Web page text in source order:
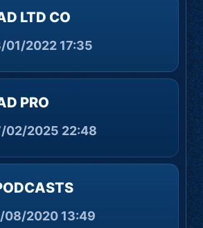
LTD CO
01/2022 17:35
PRO
02/2025 22:48
08/2020 13:49